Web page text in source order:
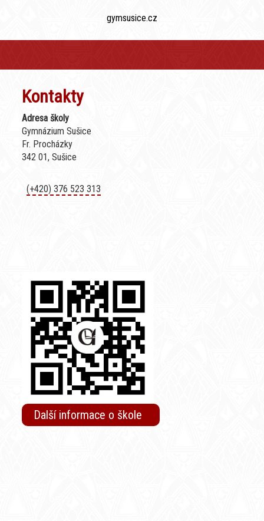
gymsusice.cz
Kontakty
Adresa školy
Gymnázium Sušice
Fr. Procházky
342 01, Sušice
(+420) 376 523 313
Další informace o škole